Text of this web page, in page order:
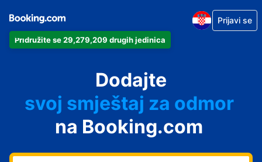
Pridružite se 29,279,209 drugih jedinica
Prijavi se
Dodajte
svoj apartman
svoj hotel
svoj smještaj za odmor
svoj privatni smještaj
svoj smještaj s doručkom
na Booking.com